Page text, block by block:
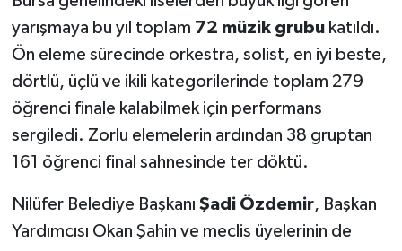
yarışmaya bu yıl toplam 72 müzik grubukatıldı.
Ön eleme sürecinde orkestra, solist, en iyi beste,
dörtlü, üçlü ve ikili kategorilerinde toplam 279
öğrenci finale kalabilmek için performans
sergiledi. Zorlu elemelerin ardından 38 gruptan
161 öğrenci final sahnesinde ter döktü.
Nilüfer Belediye Başkanı Şadi Özdemir, Başkan
Yardımcısı Okan Şahin ve meclis üyelerinin de